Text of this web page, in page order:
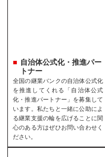
自治体公式化・推進パー
トナー
全国の継業バンクの自治体公式化
を推進してくれる「自治体公式
化・推進パートナー」を募集して
います。私たちと一緒に公助によ
る継業支援の輪を広げることに関
心のある方はぜひお問い合わせく
ださい。